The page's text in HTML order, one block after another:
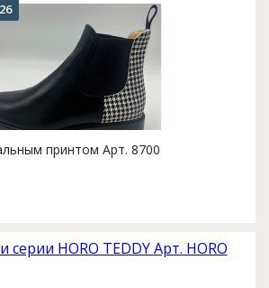
принтом Арт. 8700